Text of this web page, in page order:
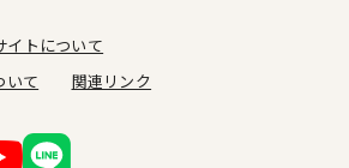
イトについて
いて
関連リンク